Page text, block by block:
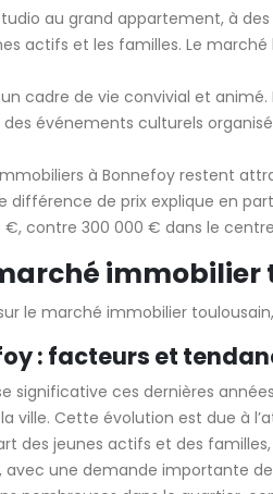
au grand appartement, à
actifs et les familles. Le
cadre de vie convivial et
événements culturels
à Bonnefoy restent
de prix explique en
contre 300 000 € dans le
le marché immobilier
: facteurs et
ces dernières
ville. Cette évolution est due à
jeunes actifs et des
une demande importante